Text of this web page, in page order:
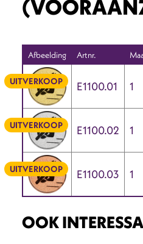
Afbeelding Artnr.
UITVERKOOP E1100.01 1
UITVERKOOP E1100.02 1
UITVERKOOP E1100.03 1
OOK